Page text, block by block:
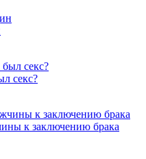
секс?
к заключению брака